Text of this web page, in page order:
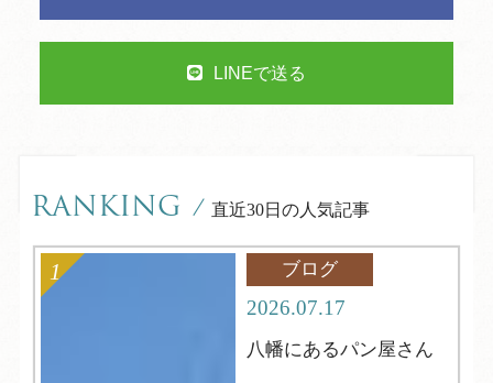
LINEで送る
RANKING / 直近30日の人気記事
ブログ
2026.07.17
八幡にあるパン屋さん